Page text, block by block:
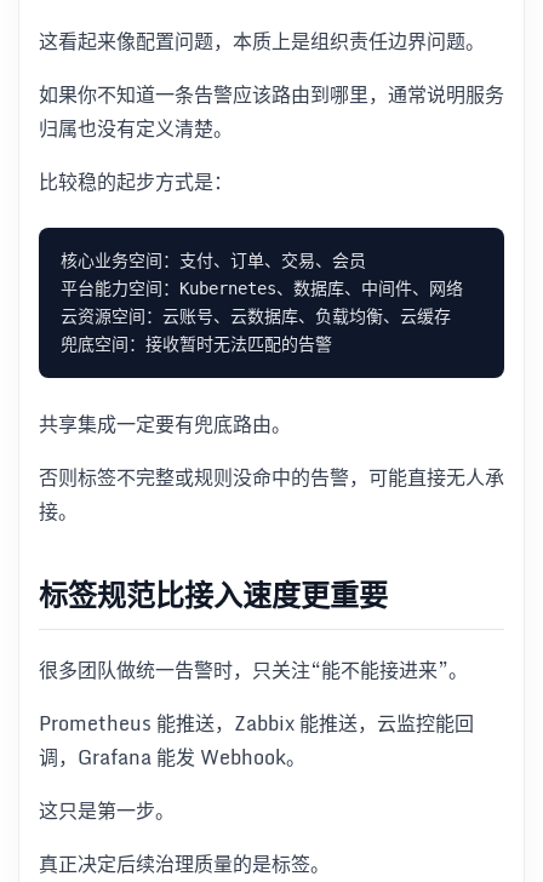
这看起来像配置问题，本质上是组织责任边界问题。
如果你不知道一条告警应该路由到哪里，通常说明服务
归属也没有定义清楚。
比较稳的起步方式是：
共享集成一定要有兜底路由。
否则标签不完整或规则没命中的告警，可能直接无人承
接。
标签规范比接入速度更重要
很多团队做统一告警时，只关注“能不能接进来”。
Prometheus 能推送，Zabbix 能推送，云监控能回
调，Grafana 能发 Webhook。
这只是第一步。
真正决定后续治理质量的是标签。